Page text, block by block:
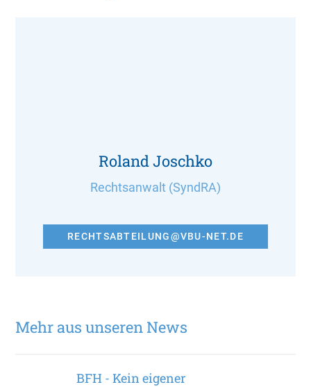
Mehr aus unseren News
BFH - Kein eigener
Roland Joschko
Rechtsanwalt (SyndRA)
RECHTSABTEILUNG@VBU-NET.DE